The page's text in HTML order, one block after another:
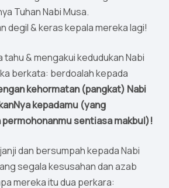
Tuhan Nabi Musa.
degil & keras kepala mereka lagi!
tahu & mengakui kedudukan Nabi
berkata: berdoalah kepada
kehormatan (pangkat) Nabi
kepadamu (yang
permohonanmu sentiasa makbul)!
dan bersumpah kepada Nabi
segala kesusahan dan azab
mereka itu dua perkara: